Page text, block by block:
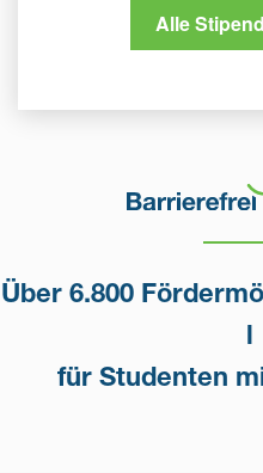
Alle
Über 6.800
l
für Studenten